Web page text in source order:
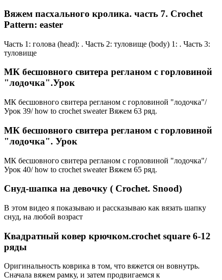
Вяжем пасхального кролика. часть 7. Crochet
Pattern: easter
Часть 1: голова (head): . Часть 2: туловище (body) 1: . Часть 3:
туловище
МК бесшовного свитера регланом с горловиной
"лодочка".Урок
МК бесшовного свитера регланом с горловиной "лодочка"/
Урок 39/ how to crochet sweater Вяжем 63 ряд.
МК бесшовного свитера регланом с горловиной
"лодочка". Урок
МК бесшовного свитера регланом с горловиной "лодочка"/
Урок 40/ how to crochet sweater Вяжем 65 ряд.
Снуд-шапка на девочку ( Crochet. Snood)
В этом видео я показываю и рассказываю как вязать шапку
снуд, на любой возраст
Квадратный ковер крючком.crochet square 6-12
ряды
Оригинальность коврика в том, что вяжется он вовнутрь.
Сначала вяжем рамку, и затем продвигаемся к